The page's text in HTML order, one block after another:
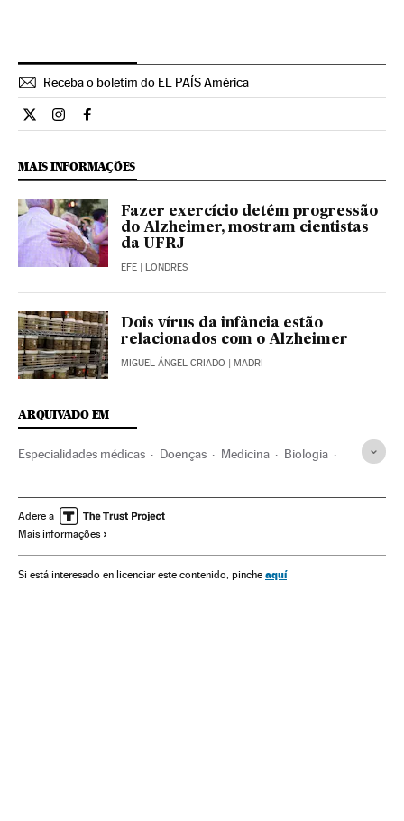
Receba o boletim do EL PAÍS América
Ciencia El País Brasil en Twitter
Ciencia El País Brasil en Instagram
Ciencia El País Brasil en Facebook
MAIS INFORMAÇÕES
Fazer exercício detém progressão
do Alzheimer, mostram cientistas
da UFRJ
EFE | LONDRES
Dois vírus da infância estão
relacionados com o Alzheimer
MIGUEL ÁNGEL CRIADO | MADRI
ARQUIVADO EM
Especialidades médicas Doenças Medicina Biologia
Investigação médica Neurociência
Sistema nervoso
Doenças neurológicas Investigação científica Anatomia
Adere a
Mais informações
Si está interesado en licenciar este contenido, pinche aquí